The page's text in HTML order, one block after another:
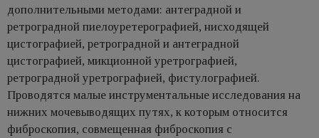
дополнительными методами: антеградной и
ретроградной пиелоуретерографией, нисходящей
цистографией, ретроградной и антеградной
цистографией, микционной уретрографией,
ретроградной уретрографией, фистулографией.
Проводятся малые инструментальные исследования на
нижних мочевыводящих путях, к которым относится
фиброскопия, совмещенная фиброскопия с